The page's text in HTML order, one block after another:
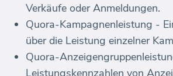
Verkäufe oder Anmeldungen.
Quora-Kampagnenleistung -
über die Leistung einzelner
Quora-
Leistungskennzahlen von